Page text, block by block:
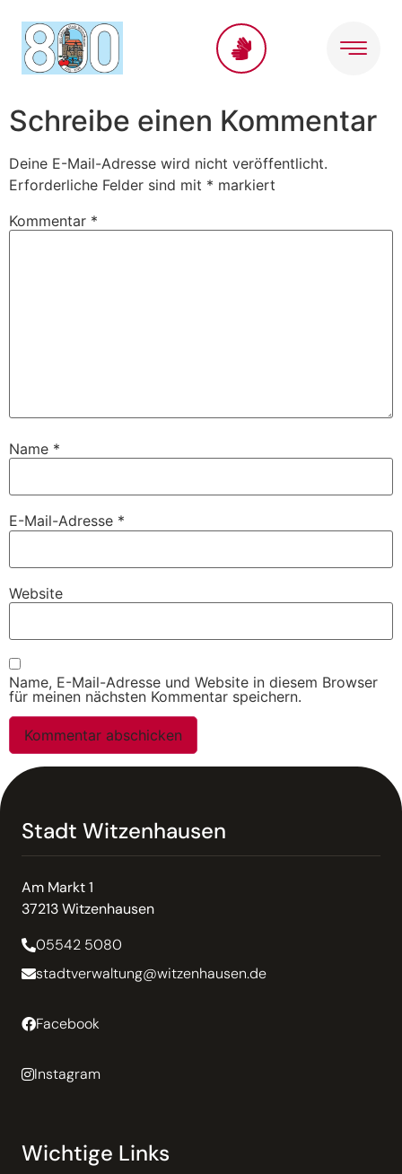
springen
Schreibe einen Kommentar
Deine E-Mail-Adresse wird nicht veröffentlicht.
Erforderliche Felder sind mit * markiert
Kommentar *
Name *
E-Mail-Adresse *
Website
Name, E-Mail-Adresse und Website in diesem Browser
für meinen nächsten Kommentar speichern.
Stadt Witzenhausen
Am Markt 1
37213 Witzenhausen
05542 5080
stadtverwaltung@witzenhausen.de
Facebook
Instagram
Wichtige Links